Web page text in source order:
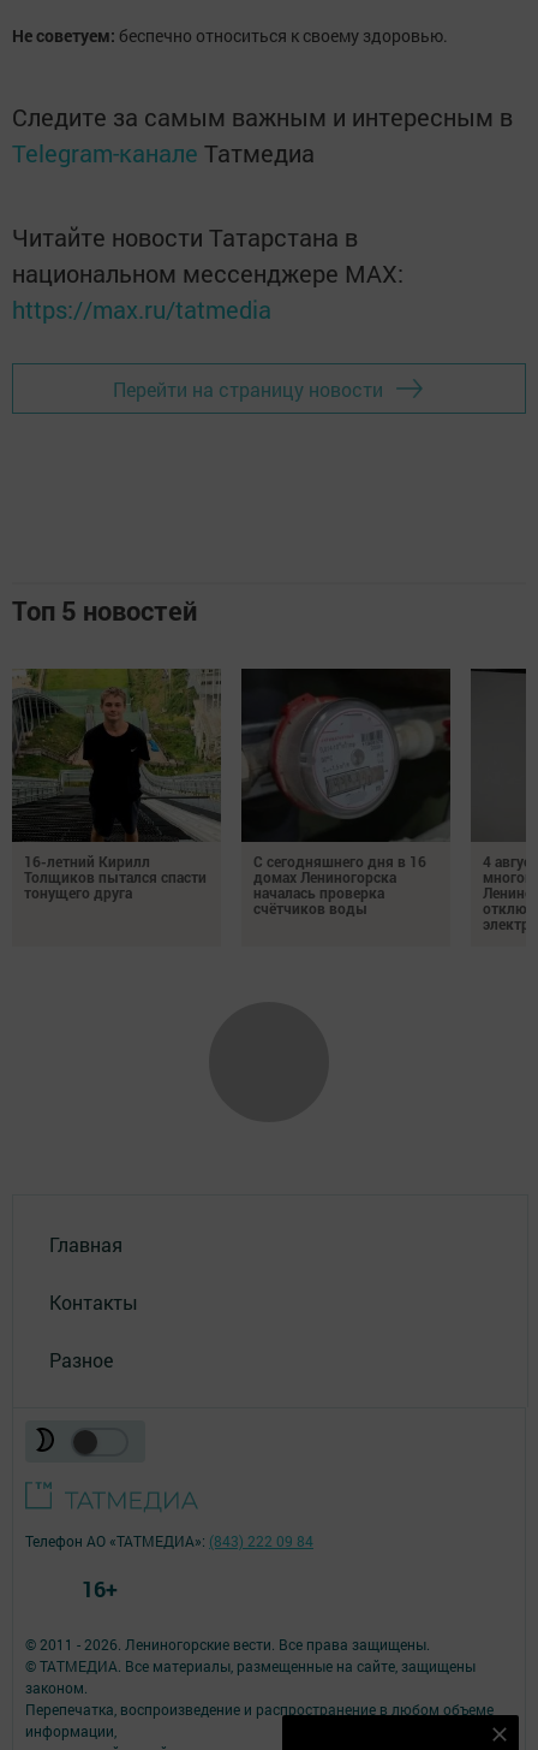
Не советуем: беспечно относиться к своему здоровью.
Следите за самым важным и интересным в
Telegram-канале Татмедиа
Читайте новости Татарстана в
национальном мессенджере MАХ:
https://max.ru/tatmedia
Перейти на страницу новости
Топ 5 новостей
16-летний Кирилл
Толщиков пытался спасти
тонущего друга
С сегодняшнего дня в 16
домах Лениногорска
началась проверка
счётчиков воды
4
Главная
Контакты
Разное
© 2011 - 2026. Лениногорские вести. Все права защищены.
© ТАТМЕДИА. Все материалы, размещенные на сайте, защищены
законом.
Перепечатка, воспроизведение и распространение в любом объеме
информации,
Телефон АО «ТАТМЕДИА»: (843) 222 09 84
16+